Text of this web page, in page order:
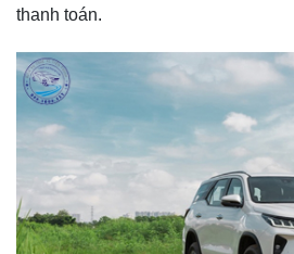
thanh toán.